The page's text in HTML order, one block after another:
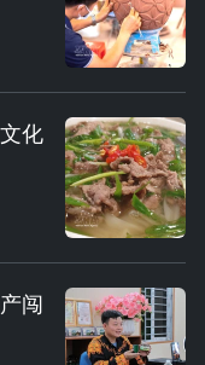
化
闯